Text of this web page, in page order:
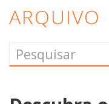
ARQUIVO